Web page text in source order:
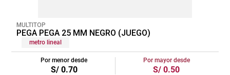
MULTITOP
PEGA PEGA 25 MM NEGRO (JUEGO)
metro lineal
Por menor desde
S/ 0.70
Por mayor desde
S/ 0.50